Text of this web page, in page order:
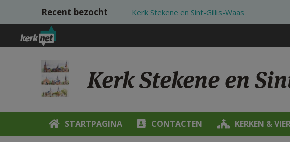
Overslaan en naar de inhoud gaan
Recent bezocht Kerk Stekene en Sint-Gillis-Waas
Kerk Stekene en
STARTPAGINA CONTACTEN KERKEN &